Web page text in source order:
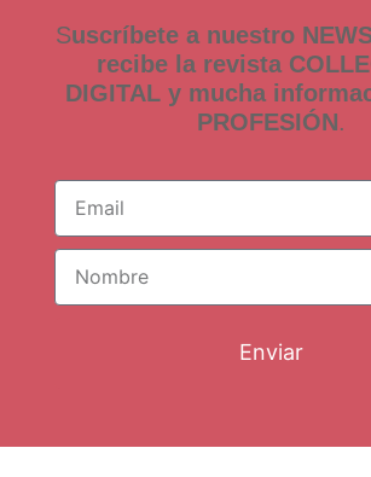
Suscríbete a nuestro
recibe la revista
DIGITAL y mucha
PROFESIÓN.
Enviar